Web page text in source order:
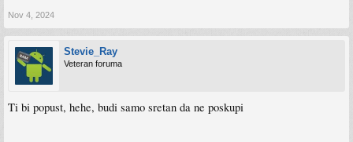
Nov 4, 2024
Stevie_Ray
Veteran foruma
Ti bi popust, hehe, budi samo sretan da ne poskupi